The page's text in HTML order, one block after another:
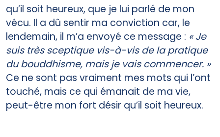
qu’il soit heureux, que je lui parlé de mon
vécu. Il a dû sentir ma conviction car, le
lendemain, il m’a envoyé ce message : « Je
suis très sceptique vis-à-vis de la pratique
du bouddhisme, mais je vais commencer. »
Ce ne sont pas vraiment mes mots qui l’ont
touché, mais ce qui émanait de ma vie,
peut-être mon fort désir qu’il soit heureux.